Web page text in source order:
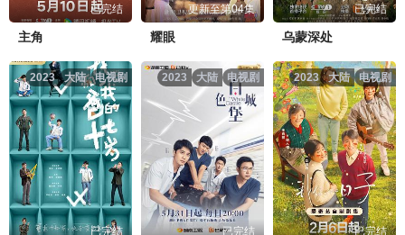
已完结
主角
更新至第04集
耀眼
已完结
乌蒙深处
电视剧
大陆
2023
已完结
电视剧
大陆
2023
已完结
电视剧
大陆
2023
已完结